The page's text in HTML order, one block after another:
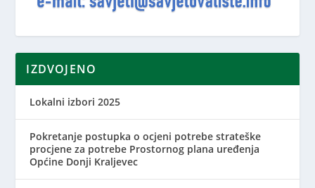
IZDVOJENO
Lokalni izbori 2025
Pokretanje postupka o ocjeni potrebe strateške
procjene za potrebe Prostornog plana uređenja
Općine Donji Kraljevec